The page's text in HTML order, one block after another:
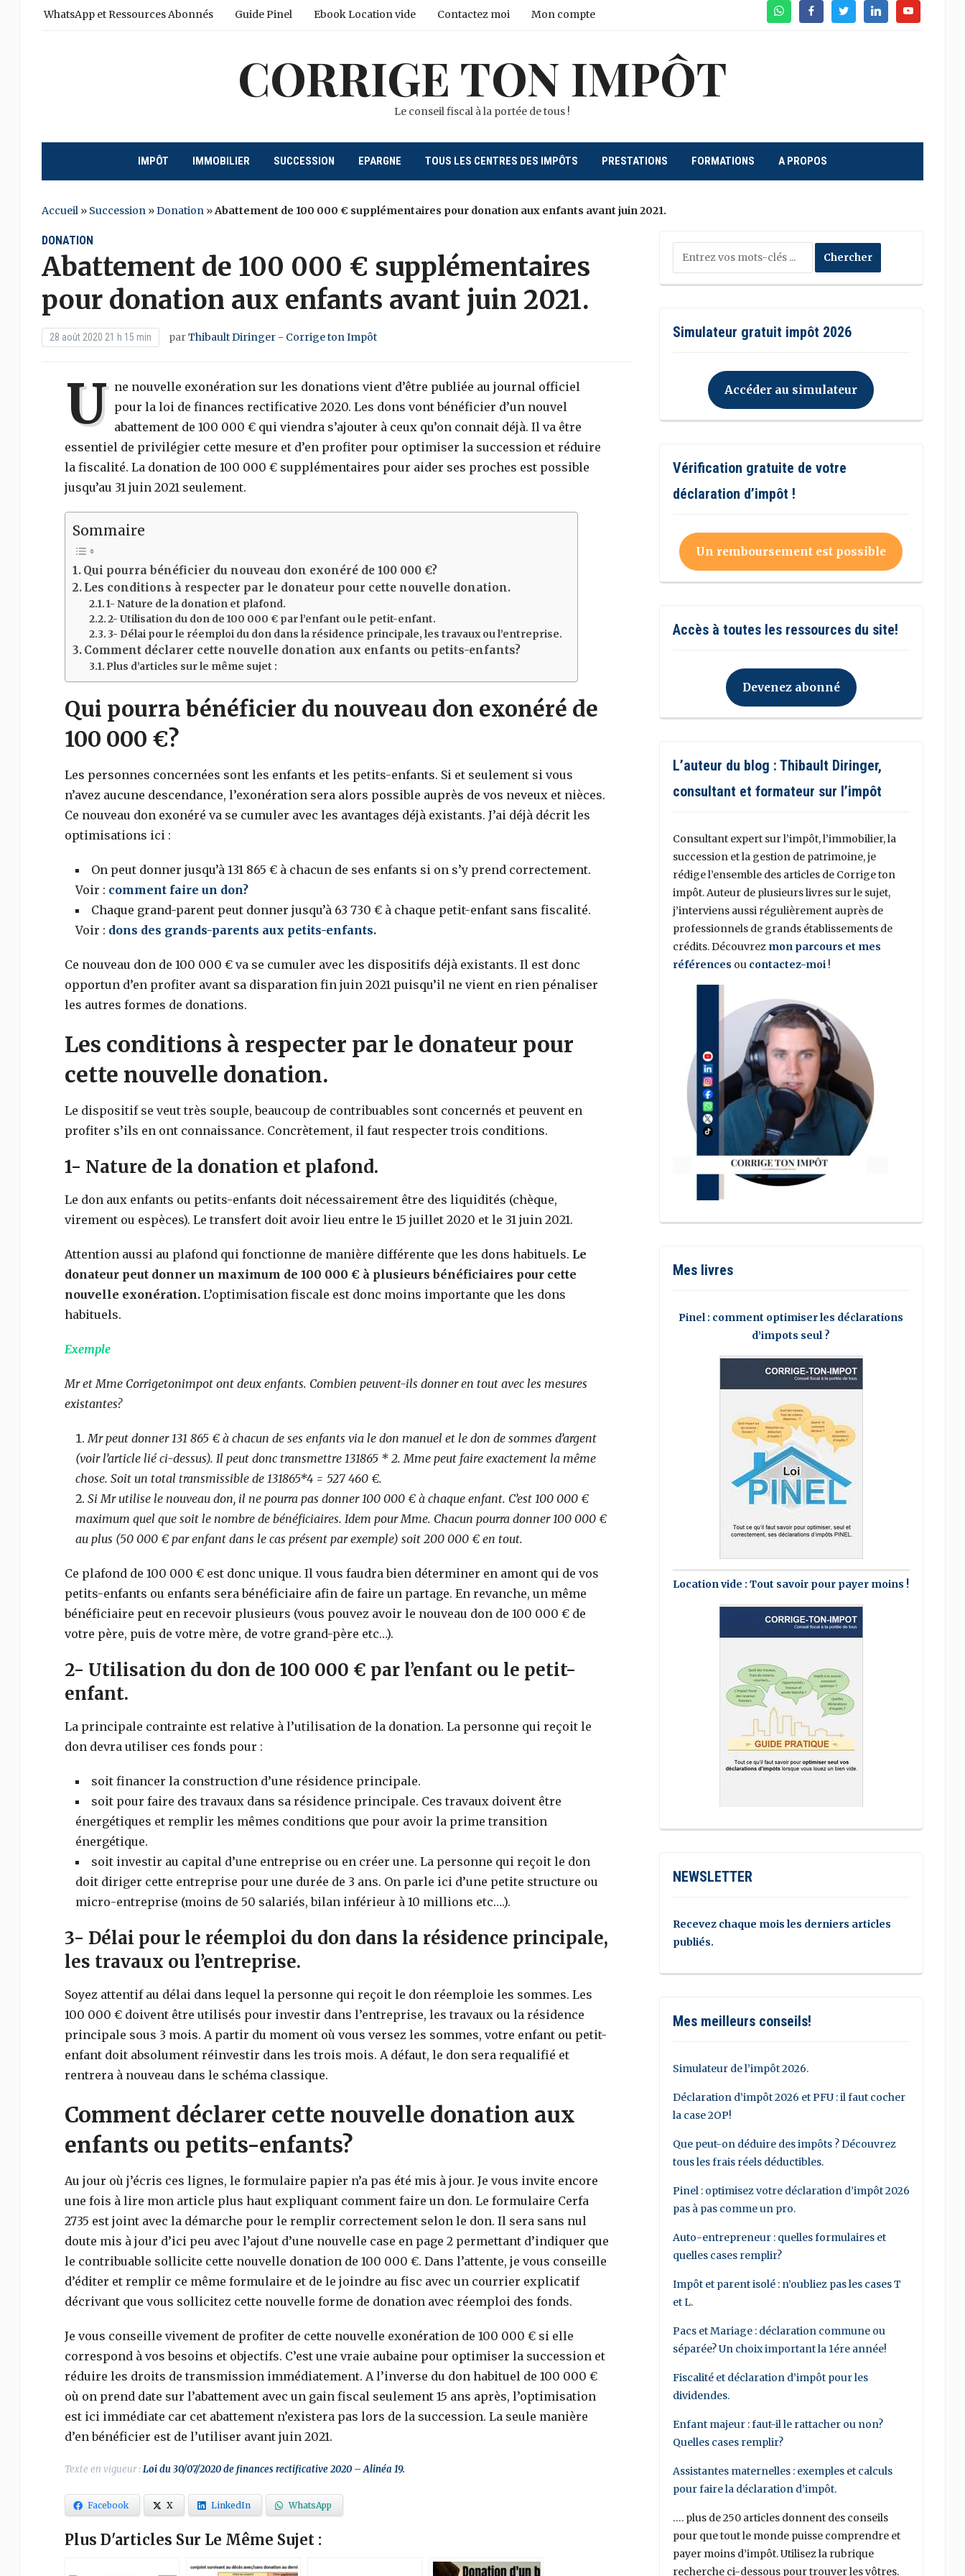
WhatsAppFacebookTwitterLinkedinYoutube
WhatsApp et Ressources Abonnés Guide Pinel Ebook Location vide Contactez moi Mon compte
CORRIGE TON IMPÔT
Le conseil fiscal à la portée de tous !
IMPÔT IMMOBILIER SUCCESSION EPARGNE TOUS LES CENTRES DES IMPÔTS PRESTATIONS FORMATIONS A PROPOS
Accueil» Succession»Donation»Abattement de 100 000 € supplémentaires pour donation aux enfants avant juin 2021.
DONATION
Abattement de 100 000 € supplémentaires
pour donation aux enfants avant juin 2021.
28 août 2020 21 h 15 min parThibault Diringer - Corrige ton Impôt
U ne nouvelle exonération sur les donations vient d’être publiée au journal officiel
pour la loi de finances rectificative 2020. Les dons vont bénéficier d’un nouvel
abattement de 100 000 € qui viendra s’ajouter à ceux qu’on connait déjà. Il va être
essentiel de privilégier cette mesure et d’en profiter pour optimiser la succession et réduire
la fiscalité. La donation de 100 000 € supplémentaires pour aider ses proches est possible
jusqu’au 31 juin 2021 seulement.
Sommaire
Qui pourra bénéficier du nouveau don exonéré de 100 000 €?
Les conditions à respecter par le donateur pour cette nouvelle donation.
1- Nature de la donation et plafond.
2- Utilisation du don de 100 000 € par l’enfant ou le petit-enfant.
3- Délai pour le réemploi du don dans la résidence principale, les travaux ou l’entreprise.
Comment déclarer cette nouvelle donation aux enfants ou petits-enfants?
Plus d’articles sur le même sujet :
Qui pourra bénéficier du nouveau don exonéré de
100 000 €?
Les personnes concernées sont les enfants et les petits-enfants. Si et seulement si vous
n’avez aucune descendance, l’exonération sera alors possible auprès de vos neveux et nièces.
Ce nouveau don exonéré va se cumuler avec les avantages déjà existants. J’ai déjà décrit les
optimisations ici :
On peut donner jusqu’à 131 865 € à chacun de ses enfants si on s’y prend correctement.
Voir : comment faire un don?
Chaque grand-parent peut donner jusqu’à 63 730 € à chaque petit-enfant sans fiscalité.
Voir : dons des grands-parents aux petits-enfants.
Ce nouveau don de 100 000 € va se cumuler avec les dispositifs déjà existants. Il est donc
opportun d’en profiter avant sa disparation fin juin 2021 puisqu’il ne vient en rien pénaliser
les autres formes de donations.
Les conditions à respecter par le donateur pour
cette nouvelle donation.
Le dispositif se veut très souple, beaucoup de contribuables sont concernés et peuvent en
profiter s’ils en ont connaissance. Concrètement, il faut respecter trois conditions.
1- Nature de la donation et plafond.
Le don aux enfants ou petits-enfants doit nécessairement être des liquidités (chèque,
virement ou espèces). Le transfert doit avoir lieu entre le 15 juillet 2020 et le 31 juin 2021.
Attention aussi au plafond qui fonctionne de manière différente que les dons habituels. Le
donateur peut donner un maximum de 100 000 € à plusieurs bénéficiaires pour cette
nouvelle exonération. L’optimisation fiscale est donc moins importante que les dons
habituels.
Exemple
Mr et Mme Corrigetonimpot ont deux enfants. Combien peuvent-ils donner en tout avec les mesures
existantes?
Mr peut donner 131 865 € à chacun de ses enfants via le don manuel et le don de sommes d’argent
(voir l’article lié ci-dessus). Il peut donc transmettre 131865 * 2. Mme peut faire exactement la même
chose. Soit un total transmissible de 131865*4 = 527 460 €.
Si Mr utilise le nouveau don, il ne pourra pas donner 100 000 € à chaque enfant. C’est 100 000 €
maximum quel que soit le nombre de bénéficiaires. Idem pour Mme. Chacun pourra donner 100 000 €
au plus (50 000 € par enfant dans le cas présent par exemple) soit 200 000 € en tout.
Ce plafond de 100 000 € est donc unique. Il vous faudra bien déterminer en amont qui de vos
petits-enfants ou enfants sera bénéficiaire afin de faire un partage. En revanche, un même
bénéficiaire peut en recevoir plusieurs (vous pouvez avoir le nouveau don de 100 000 € de
votre père, puis de votre mère, de votre grand-père etc…).
2- Utilisation du don de 100 000 € par l’enfant ou le petit-
enfant.
La principale contrainte est relative à l’utilisation de la donation. La personne qui reçoit le
don devra utiliser ces fonds pour :
soit financer la construction d’une résidence principale.
soit pour faire des travaux dans sa résidence principale. Ces travaux doivent être
énergétiques et remplir les mêmes conditions que pour avoir la prime transition
énergétique.
soit investir au capital d’une entreprise ou en créer une. La personne qui reçoit le don
doit diriger cette entreprise pour une durée de 3 ans. On parle ici d’une petite structure ou
micro-entreprise (moins de 50 salariés, bilan inférieur à 10 millions etc….).
3- Délai pour le réemploi du don dans la résidence principale,
les travaux ou l’entreprise.
Soyez attentif au délai dans lequel la personne qui reçoit le don réemploie les sommes. Les
100 000 € doivent être utilisés pour investir dans l’entreprise, les travaux ou la résidence
principale sous 3 mois. A partir du moment où vous versez les sommes, votre enfant ou petit-
enfant doit absolument réinvestir dans les trois mois. A défaut, le don sera requalifié et
rentrera à nouveau dans le schéma classique.
Comment déclarer cette nouvelle donation aux
enfants ou petits-enfants?
Au jour où j’écris ces lignes, le formulaire papier n’a pas été mis à jour. Je vous invite encore
une fois à lire mon article plus haut expliquant comment faire un don. Le formulaire Cerfa
2735 est joint avec la démarche pour le remplir correctement selon le don. Il sera sans nul
doute mis à jour d’ici peu avec l’ajout d’une nouvelle case en page 2 permettant d’indiquer que
le contribuable sollicite cette nouvelle donation de 100 000 €. Dans l’attente, je vous conseille
d’éditer et remplir ce même formulaire et de le joindre au fisc avec un courrier explicatif
décrivant que vous sollicitez cette nouvelle forme de donation avec réemploi des fonds.
Je vous conseille vivement de profiter de cette nouvelle exonération de 100 000 € si elle
correspond à vos besoins et objectifs. C’est une vraie aubaine pour optimiser la succession et
réduire les droits de transmission immédiatement. A l’inverse du don habituel de 100 000 €
où on prend date sur l’abattement avec un gain fiscal seulement 15 ans après, l’optimisation
est ici immédiate car cet abattement n’existera pas lors de la succession. La seule manière
d’en bénéficier est de l’utiliser avant juin 2021.
Texte en vigueur :Loi du 30/07/2020 de finances rectificative 2020 – Alinéa 19.
Facebook X LinkedIn WhatsApp
Plus D'articles Sur Le Même Sujet :
Simulateur gratuit impôt 2026
Accéder au simulateur
Vérification gratuite de votre
déclaration d’impôt !
Un remboursement est possible
Accès à toutes les ressources du site!
Devenez abonné
L’auteur du blog : Thibault Diringer,
consultant et formateur sur l’impôt
Consultant expert sur l’impôt, l’immobilier, la
succession et la gestion de patrimoine, je
rédige l’ensemble des articles de Corrige ton
impôt. Auteur de plusieurs livres sur le sujet,
j’interviens aussi régulièrement auprès de
professionnels de grands établissements de
crédits. Découvrez mon parcours et mes
références ou contactez-moi!
Mes livres
Pinel : comment optimiser les déclarations
d’impots seul ?
Location vide : Tout savoir pour payer moins !
NEWSLETTER
Recevez chaque mois les derniers articles
publiés.
Mes meilleurs conseils!
Simulateur de l’impôt 2026.
Déclaration d’impôt 2026 et PFU : il faut cocher
la case 2OP!
Que peut-on déduire des impôts ? Découvrez
tous les frais réels déductibles.
Pinel : optimisez votre déclaration d’impôt 2026
pas à pas comme un pro.
Auto-entrepreneur : quelles formulaires et
quelles cases remplir?
Impôt et parent isolé : n’oubliez pas les cases T
et L.
Pacs et Mariage : déclaration commune ou
séparée? Un choix important la 1ére année!
Fiscalité et déclaration d’impôt pour les
dividendes.
Enfant majeur : faut-il le rattacher ou non?
Quelles cases remplir?
Assistantes maternelles : exemples et calculs
pour faire la déclaration d’impôt.
…. plus de 250 articles donnent des conseils
pour que tout le monde puisse comprendre et
payer moins d’impôt. Utilisez la rubrique
recherche ci-dessous pour trouver les vôtres.